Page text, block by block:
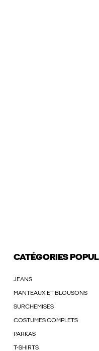
CATÉGORIES
JEANS
MANTEAUX ET BLOUSONS
SURCHEMISES
COSTUMES COMPLETS
PARKAS
T-SHIRTS